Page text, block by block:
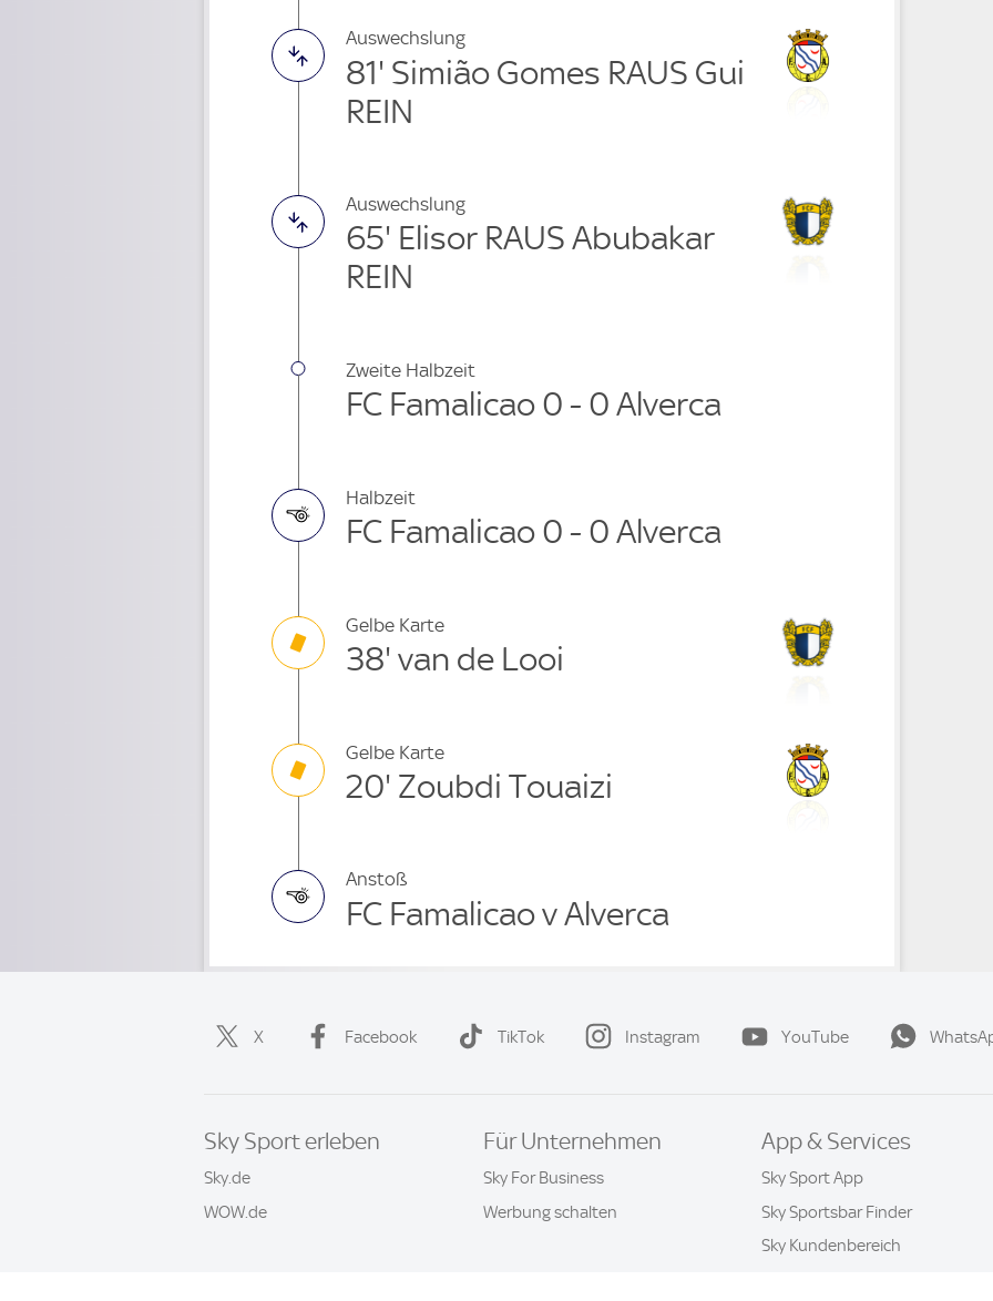
Auswechslung
81' Simião Gomes RAUS Gui
REIN
Auswechslung
65' Elisor RAUS Abubakar
REIN
Zweite Halbzeit
FC Famalicao 0 - 0 Alverca
Halbzeit
FC Famalicao 0 - 0 Alverca
Gelbe Karte
38' van de Looi
Gelbe Karte
20' Zoubdi Touaizi
Anstoß
FC Famalicao v Alverca
X Facebook TikTok Instagram YouTube
Sky Sport erleben
Sky.de
WOW.de
Für Unternehmen
Sky For Business
Werbung schalten
App & Services
Sky Sport App
Sky Sportsbar Finder
Sky Kundenbereich